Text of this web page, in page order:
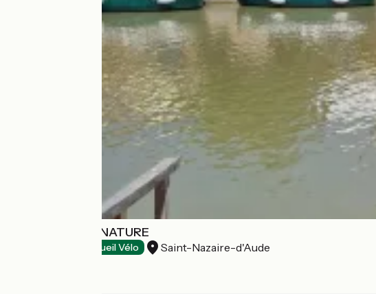
LE COMPTOIR NATURE
Accueil Vélo Saint-Nazaire-d'Aude